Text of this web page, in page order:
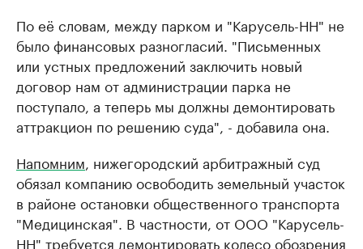
По её словам, между парком и "Карусель-НН" не
было финансовых разногласий. "Письменных
или устных предложений заключить новый
договор нам от администрации парка не
поступало, а теперь мы должны демонтировать
аттракцион по решению суда", - добавила она.
Напомним, нижегородский арбитражный суд
обязал компанию освободить земельный участок
в районе остановки общественного транспорта
"Медицинская". В частности, от ООО "Карусель-
НН" требуется демонтировать колесо обозрения